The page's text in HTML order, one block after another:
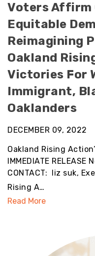
Voters Affirm
Equitable
Reimagining
Oakland
Victories For
Immigrant,
Oaklanders
DECEMBER 09, 2022
Oakland Rising
IMMEDIATE RELEASE
CONTACT: liz suk,
Rising A…
Read More